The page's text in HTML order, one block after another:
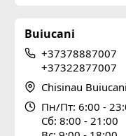
Buiucani
+37378887007
+37322877007
Chisinau
Пн/Пт: 6:00 -
Сб: 8:00 - 21:00